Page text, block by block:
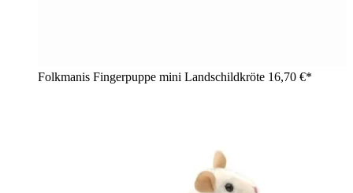
Folkmanis Fingerpuppe mini Landschildkröte 16,70 €*